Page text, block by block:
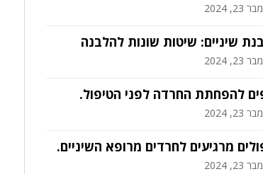
2024
שיניים: שיטות שונות להלבנה
2024
להפחתת החרדה לפני הטיפול.
2024
מרגיעים לחרדים מרופא השיניים.
2024